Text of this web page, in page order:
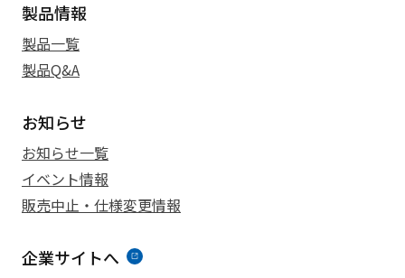
製品情報
製品一覧
製品Q&A
お知らせ
お知らせ一覧
イベント情報
販売中止・仕様変更情報
企業サイトへ